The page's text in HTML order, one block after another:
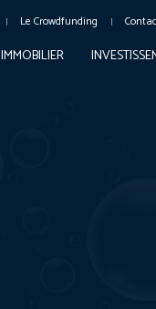
Le Crowdfunding
IMMOBILIER